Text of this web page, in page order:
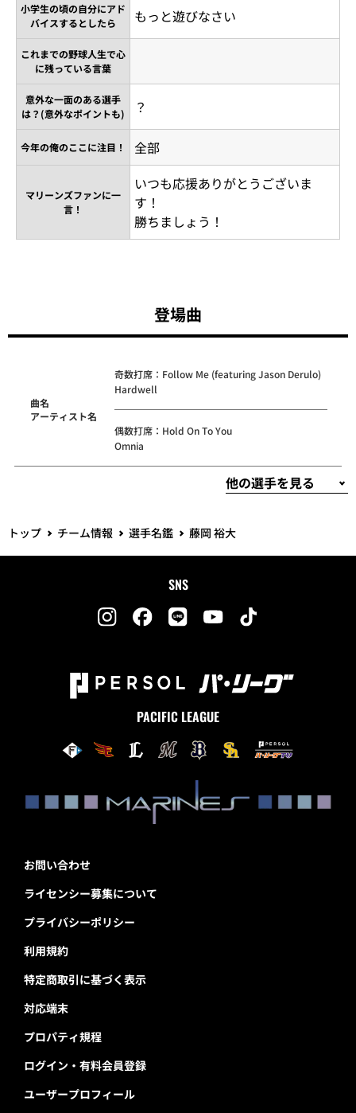
小学生の頃の自分にアド
バイスするとしたら
もっと遊びなさい
これまでの野球人生で心
に残っている言葉
意外な一面のある選手
は？(意外なポイントも)
？
今年の俺のここに注目！ 全部
マリーンズファンに一
言！
いつも応援ありがとうございま
す！
勝ちましょう！
登場曲
曲名
アーティスト名
奇数打席：Follow Me (featuring Jason Derulo)
Hardwell
偶数打席：Hold On To You
Omnia
トップ チーム情報 選手名鑑 藤岡 裕大
SNS
PACIFIC LEAGUE
お問い合わせ
ライセンシー募集について
プライバシーポリシー
利用規約
特定商取引に基づく表示
対応端末
プロパティ規程
ログイン・有料会員登録
ユーザープロフィール